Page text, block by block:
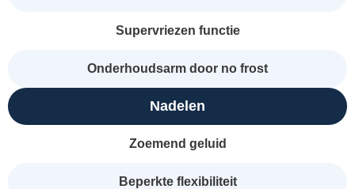
Supervriezen functie
Onderhoudsarm door no frost
Nadelen
Zoemend geluid
Beperkte flexibiliteit